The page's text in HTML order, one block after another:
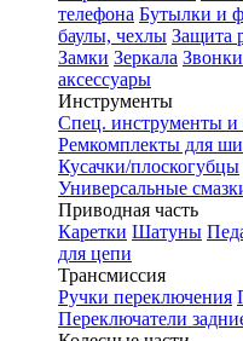
телефона Бутылки и
баулы, чехлы Защита
Замки Зеркала
аксессуары
Инструменты
Спец. инструменты и
Ремкомплекты для
Кусачки/плоскогубцы
Универсальные
Приводная часть
Каретки Шатуны
для цепи
Трансмиссия
Ручки переключения
Переключатели